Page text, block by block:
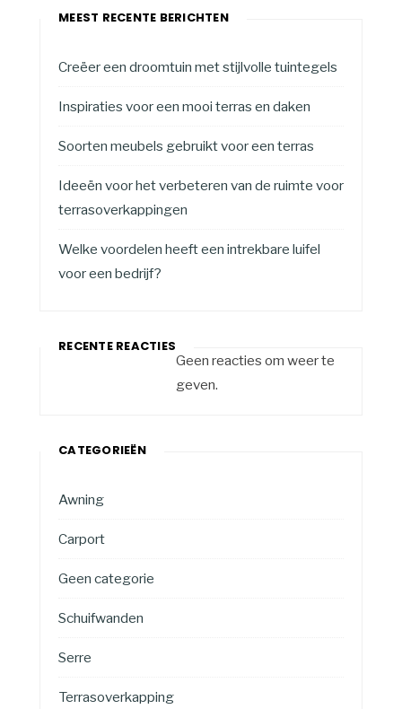
MEEST RECENTE BERICHTEN
Creëer een droomtuin met stijlvolle tuintegels
Inspiraties voor een mooi terras en daken
Soorten meubels gebruikt voor een terras
Ideeën voor het verbeteren van de ruimte voor
terrasoverkappingen
Welke voordelen heeft een intrekbare luifel
voor een bedrijf?
RECENTE REACTIES
Geen reacties om weer te
geven.
CATEGORIEËN
Awning
Carport
Geen categorie
Schuifwanden
Serre
Terrasoverkapping